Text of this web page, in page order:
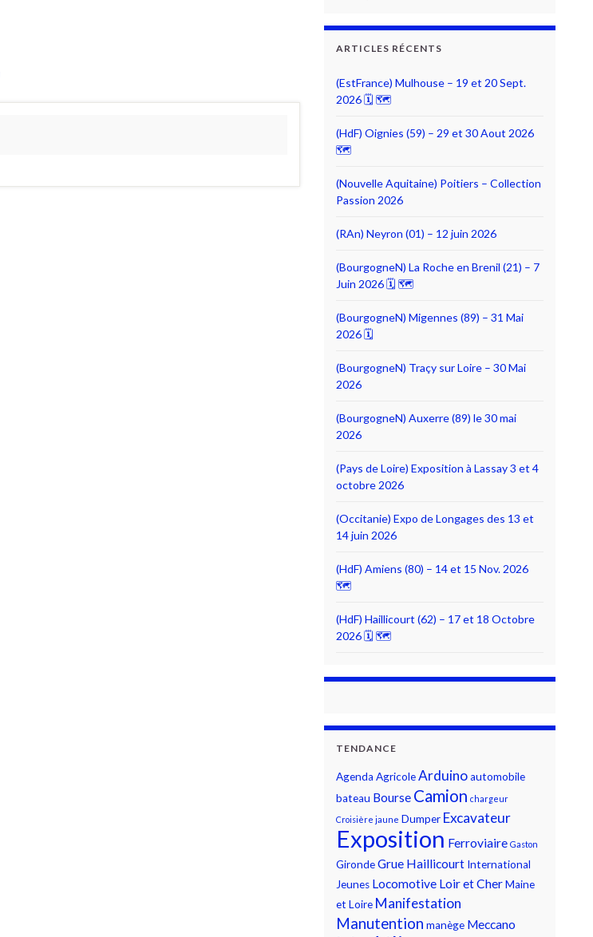
ARTICLES RÉCENTS
(EstFrance) Mulhouse – 19 et 20 Sept.
2026 🗓 🗺
(HdF) Oignies (59) – 29 et 30 Aout 2026
🗺
(Nouvelle Aquitaine) Poitiers – Collection
Passion 2026
(RAn) Neyron (01) – 12 juin 2026
(BourgogneN) La Roche en Brenil (21) – 7
Juin 2026 🗓 🗺
(BourgogneN) Migennes (89) – 31 Mai
2026 🗓
(BourgogneN) Traçy sur Loire – 30 Mai
2026
(BourgogneN) Auxerre (89) le 30 mai
2026
(Pays de Loire) Exposition à Lassay 3 et 4
octobre 2026
(Occitanie) Expo de Longages des 13 et
14 juin 2026
(HdF) Amiens (80) – 14 et 15 Nov. 2026
🗺
(HdF) Haillicourt (62) – 17 et 18 Octobre
2026 🗓 🗺
TENDANCE
Agenda AgricoleArduinoautomobile
bateau Bourse Camion chargeur
Croisière jaune Dumper Excavateur
Exposition Ferroviaire Gaston
GirondeGrue Haillicourt International
Jeunes Locomotive Loir et CherMaine
et Loire Manifestation
Manutention manège Meccano